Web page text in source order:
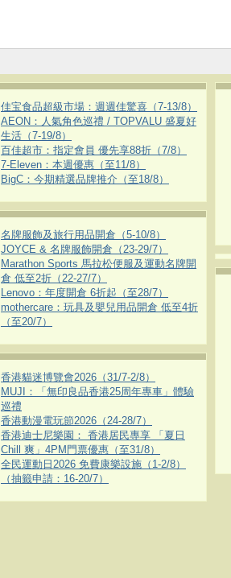
佳宝食品超級市場：週週佳驚喜（7-13/8）
AEON：人氣角色巡禮 / TOPVALU 盛夏好
生活（7-19/8）
百佳超市：指定會員 優先享88折（7/8）
7-Eleven：本週優惠（至11/8）
BigC：今期精選品牌推介（至18/8）
名牌服飾及旅行用品開倉（5-10/8）
JOYCE & 名牌服飾開倉（23-29/7）
Marathon Sports 馬拉松便服及運動名牌開
倉 低至2折（22-27/7）
Lenovo：年度開倉 6折起（至28/7）
mothercare：玩具及嬰兒用品開倉 低至4折
（至20/7）
香港貓迷博覽會2026（31/7-2/8）
MUJI：「無印良品香港25周年專車」體驗
巡禮
香港動漫電玩節2026（24-28/7）
香港迪士尼樂園： 香港居民專享 「夏日
Chill 爽」4PM門票優惠（至31/8）
全民運動日2026 免費康樂設施（1-2/8）
（抽籤申請：16-20/7）